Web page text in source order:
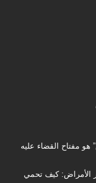
مفتاح القضاء عليه
الأمراض: كيف تحمي